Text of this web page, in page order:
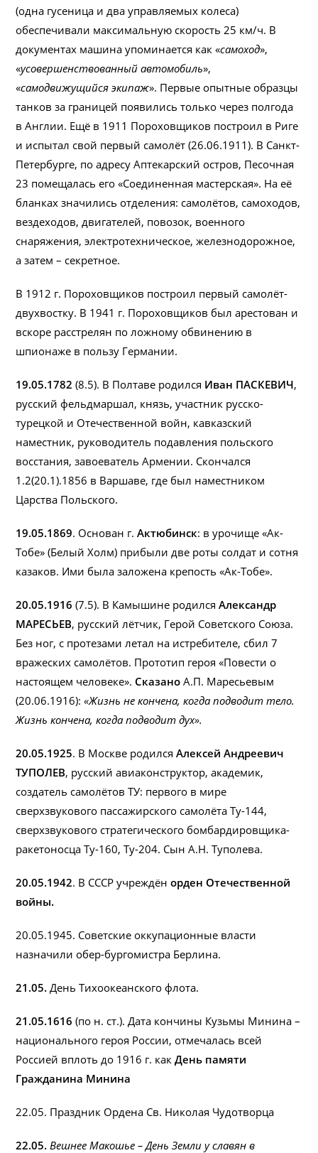
(одна гусеница и два управляемых колеса)
обеспечивали максимальную скорость 25 км/ч. В
документах машина упоминается как «самоход»,
«усовершенствованный автомобиль»,
«самодвижущийся экипаж». Первые опытные образцы
танков за границей появились только через полгода
в Англии. Ещё в 1911 Пороховщиков построил в Риге
и испытал свой первый самолёт (26.06.1911). В Санкт-
Петербурге, по адресу Аптекарский остров, Песочная
23 помещалась его «Соединенная мастерская». На её
бланках значились отделения: самолётов, самоходов,
вездеходов, двигателей, повозок, военного
снаряжения, электротехническое, железнодорожное,
а затем – секретное.
В 1912 г. Пороховщиков построил первый самолёт-
двухвостку. В 1941 г. Пороховщиков был арестован и
вскоре расстрелян по ложному обвинению в
шпионаже в пользу Германии.
19.05.1782 (8.5). В Полтаве родился Иван ПАСКЕВИЧ,
русский фельдмаршал, князь, участник русско-
турецкой и Отечественной войн, кавказский
наместник, руководитель подавления польского
восстания, завоеватель Армении. Скончался
1.2(20.1).1856 в Варшаве, где был наместником
Царства Польского.
19.05.1869. Основан г.Актюбинск: в урочище «Ак-
Тобе» (Белый Холм) прибыли две роты солдат и сотня
казаков. Ими была заложена крепость «Ак-Тобе».
20.05.1916 (7.5). В Камышине родилсяАлександр
МАРЕСЬЕВ, русский лётчик, Герой Советского Союза.
Без ног, с протезами летал на истребителе, сбил 7
вражеских самолётов. Прототип героя «Повести о
настоящем человеке». Сказано А.П. Маресьевым
(20.06.1916):«Жизнь не кончена, когда подводит тело.
Жизнь кончена, когда подводит дух».
20.05.1925. В Москве родилсяАлексей Андреевич
ТУПОЛЕВ, русский авиаконструктор, академик,
создатель самолётов ТУ: первого в мире
сверхзвукового пассажирского самолёта Ту-144,
сверхзвукового стратегического бомбардировщика-
ракетоносца Ту-160, Ту-204. Сын А.Н. Туполева.
20.05.1942. В СССР учреждёнорден Отечественной
войны.
20.05.1945. Советские оккупационные власти
назначили обер-бургомистра Берлина.
21.05. День Тихоокеанского флота.
21.05.1616 (по н. ст.). Дата кончины Кузьмы Минина –
национального героя России, отмечалась всей
Россией вплоть до 1916 г. какДень памяти
Гражданина Минина
22.05. Праздник Ордена Св. Николая Чудотворца
22.05. Вешнее Макошье – День Земли у славян в